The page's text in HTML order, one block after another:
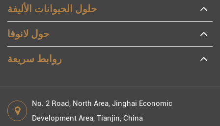
حلول الحيوانات الأليفة
حول لانوفا
روابط سريعة
No. 2 Road, North Area, Jinghai Economic
Development Area, Tianjin, China